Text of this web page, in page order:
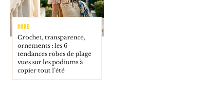
MODE
Crochet, transparence,
ornements : les 6
tendances robes de plage
vues sur les podiums à
copier tout l’été